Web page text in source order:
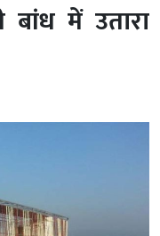
में उतारा